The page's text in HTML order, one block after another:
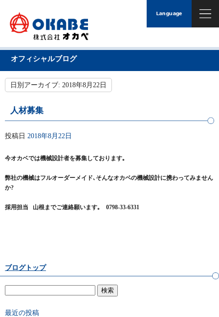
オフィシャルブログ
日別アーカイブ: 2018年8月22日
人材募集
投稿日 2018年8月22日
今オカベでは機械設計者を募集しております｡
弊社の機械はフルオーダーメイド､そんなオカベの機械設計に携わってみません
か?
採用担当 山根までご連絡願います｡ 0798-33-6331
ブログトップ
最近の投稿